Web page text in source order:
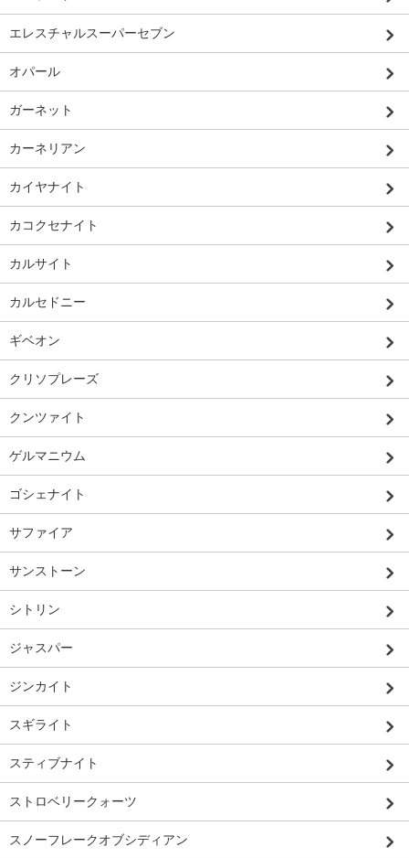
エレスチャルスーパーセブン
オパール
ガーネット
カーネリアン
カイヤナイト
カコクセナイト
カルサイト
カルセドニー
ギベオン
クリソプレーズ
クンツァイト
ゲルマニウム
ゴシェナイト
サファイア
サンストーン
シトリン
ジャスパー
ジンカイト
スギライト
スティブナイト
ストロベリークォーツ
スノーフレークオブシディアン